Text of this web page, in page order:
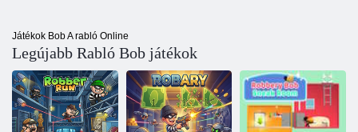
Játékok Bob A rabló Online
Legújabb Rabló Bob játékok